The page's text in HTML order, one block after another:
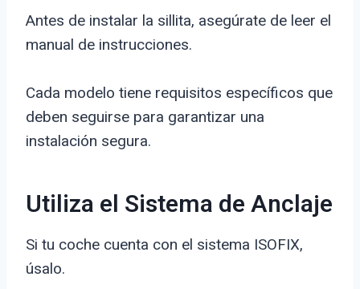
Antes de instalar la sillita, asegúrate de leer el
manual de instrucciones.
Cada modelo tiene requisitos específicos que
deben seguirse para garantizar una
instalación segura.
Utiliza el Sistema de Anclaje
Si tu coche cuenta con el sistema ISOFIX,
úsalo.